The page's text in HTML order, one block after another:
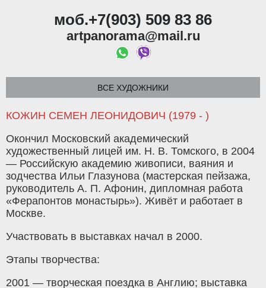
моб.+7(903) 509 83 86
artpanorama@mail.ru
ВСЕ ХУДОЖНИКИ
КОЖИН СЕМЕН ЛЕОНИДОВИЧ (1979 - )
Окончил Московский академический
художественный лицей им. Н. В. Томского, в 2004
— Российскую академию живописи, ваяния и
зодчества Ильи Глазунова (мастерская пейзажа,
руководитель А. П. Афонин, дипломная работа
«Ферапонтов монастырь»). Живёт и работает в
Москве.
Участвовать в выставках начал в 2000.
Этапы творчества:
2001 — творческая поездка в Англию; выставка